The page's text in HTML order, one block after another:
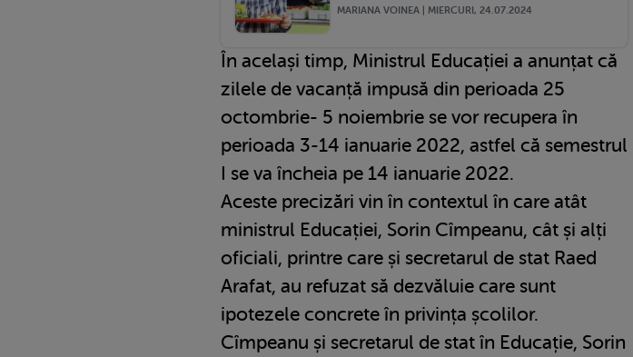
MARIANA VOINEA | MIERCURI, 24.07.2024
În același timp, Ministrul Educației a anunțat că
zilele de vacanță impusă din perioada 25
octombrie- 5 noiembrie se vor recupera în
perioada 3-14 ianuarie 2022, astfel că semestrul
I se va încheia pe 14 ianuarie 2022.
Aceste precizări vin în contextul în care atât
ministrul Educației, Sorin Cîmpeanu, cât și alți
oficiali, printre care și secretarul de stat Raed
Arafat, au refuzat să dezvăluie care sunt
ipotezele concrete în privința școlilor.
Cîmpeanu și secretarul de stat în Educație, Sorin